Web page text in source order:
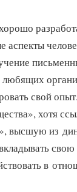
аспекты
свой
хотя
из
в